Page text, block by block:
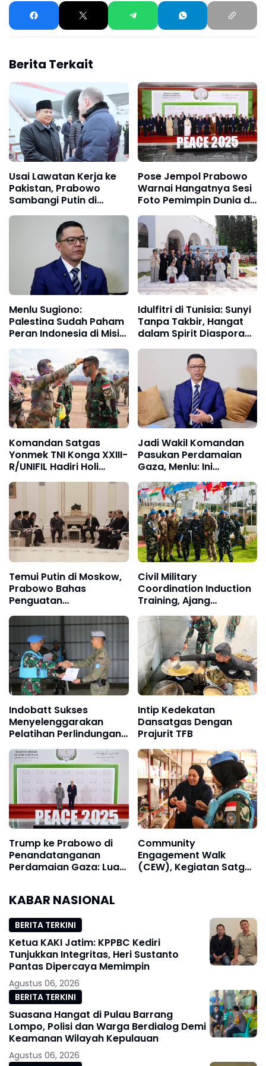
Berita Terkait
Usai Lawatan Kerja ke
Pakistan, Prabowo
Sambangi Putin di
Moskow
Pose Jempol Prabowo
Warnai Hangatnya Sesi
Foto Pemimpin Dunia di
KTT Perdamaian Gaza
Menlu Sugiono:
Palestina Sudah Paham
Peran Indonesia di Misi
Perdamaian Gaza
Idulfitri di Tunisia: Sunyi
Tanpa Takbir, Hangat
dalam Spirit Diaspora
Muhammadiyah
Komandan Satgas
Yonmek TNI Konga XXIII-
R/UNIFIL Hadiri Holi
Celebration Di India
Battalion UNP 4-2
Jadi Wakil Komandan
Pasukan Perdamaian
Gaza, Menlu: Ini
Penghargaan Reputasi
Pasukan Indonesia
Temui Putin di Moskow,
Prabowo Bahas
Penguatan
Perdagangan RI-Rusia
Civil Military
Coordination Induction
Training, Ajang
Koordinasi Dan
Silaturahmi Jalin
Persahabatan Antar
Satuan Tugas UNIFIL
Indobatt Sukses
Menyelenggarakan
Pelatihan Perlindungan
Pengawalan dan Konvoi
Kepada Personel UNIFIL
Intip Kedekatan
Dansatgas Dengan
Prajurit TFB
Trump ke Prabowo di
Penandatanganan
Perdamaian Gaza: Luar
Community
Engagement Walk
(CEW), Kegiatan Satgas
KABAR NASIONAL
BERITA TERKINI
Ketua KAKI Jatim: KPPBC Kediri
Tunjukkan Integritas, Heri Sustanto
Pantas Dipercaya Memimpin
Agustus 06, 2026
BERITA TERKINI
Suasana Hangat di Pulau Barrang
Lompo, Polisi dan Warga Berdialog Demi
Keamanan Wilayah Kepulauan
Agustus 06, 2026